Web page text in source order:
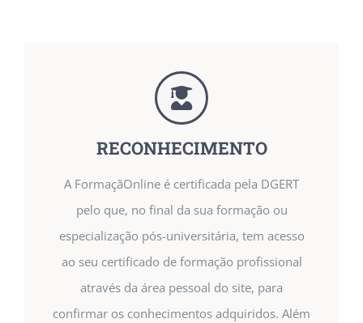
RECONHECIMENTO
A FormaçãOnline é certificada pela DGERT
pelo que, no final da sua formação ou
especialização pós-universitária, tem acesso
ao seu certificado de formação profissional
através da área pessoal do site, para
confirmar os conhecimentos adquiridos. Além